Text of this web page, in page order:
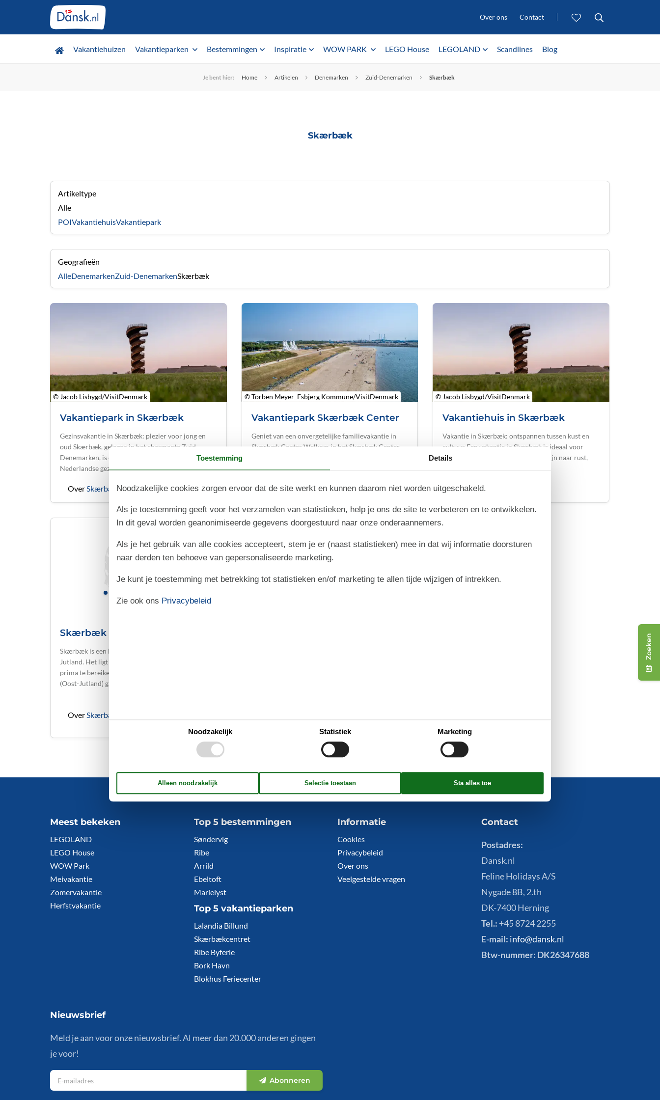
Over ons Contact
Vakantiehuizen Vakantieparken Bestemmingen Inspiratie WOW PARK LEGO House LEGOLAND Scandlines Blog
Je bent hier: Home Artikelen Denemarken Zuid-Denemarken Skærbæk
Skærbæk
Artikeltype
Alle
POIVakantiehuisVakantiepark
Geografieën
AlleDenemarkenZuid-DenemarkenSkærbæk
© Jacob Lisbygd/VisitDenmark
Vakantiepark in Skærbæk
Gezinsvakantie in Skærbæk: plezier voor jong en
oud Skærbæk, gelegen in het charmante Zuid-
Denemarken, is een geweldige bestemming voor
Nederlandse gezinnen die op zoek zijn naar …
OverSkærbæk
© Torben Meyer_Esbjerg Kommune/VisitDenmark
Vakantiepark Skærbæk Center
Geniet van een onvergetelijke familievakantie in
Skærbæk Center Welkom in het Skærbæk Center —
gezinnen met kinderen! Dit moderne …
Over Skærbæk
© Jacob Lisbygd/VisitDenmark
Vakantiehuis in Skærbæk
Vakantie in Skærbæk: ontspannen tussen kust en
cultuur Een vakantie in Skærbæk is ideaal voor
Nederlandse gezinnen die op zoek zijn naar rust,
OverSkærbæk
Skærbæk (Oost-Jutland)
Skærbæk is een kindvriendelijk strand in Oost-
Jutland. Het ligt niet ver van de grens en is daarmee
prima te bereiken vanuit Nederland. Skærbæk
(Oost-Jutland) grenst aan relatief …
OverSkærbæk
Zoeken
Meest bekeken
LEGOLAND
LEGO House
WOW Park
Meivakantie
Zomervakantie
Herfstvakantie
Top 5 bestemmingen
Søndervig
Ribe
Arrild
Ebeltoft
Marielyst
Top 5 vakantieparken
Lalandia Billund
Skærbækcentret
Ribe Byferie
Bork Havn
Blokhus Feriecenter
Informatie
Cookies
Privacybeleid
Over ons
Veelgestelde vragen
Contact
Postadres:
Dansk.nl
Feline Holidays A/S
Nygade 8B, 2.th
DK-7400 Herning
Tel.: +45 8724 2255
E-mail: info@dansk.nl
Btw-nummer: DK26347688
Nieuwsbrief
Meld je aan voor onze nieuwsbrief. Al meer dan 20.000 anderen gingen
je voor!
Abonneren
Toestemming Details
Noodzakelijke cookies zorgen ervoor dat de site werkt en kunnen daarom niet worden uitgeschakeld.
Als je toestemming geeft voor het verzamelen van statistieken, help je ons de site te verbeteren en te ontwikkelen.
In dit geval worden geanonimiseerde gegevens doorgestuurd naar onze onderaannemers.
Als je het gebruik van alle cookies accepteert, stem je er (naast statistieken) mee in dat wij informatie doorsturen
naar derden ten behoeve van gepersonaliseerde marketing.
Je kunt je toestemming met betrekking tot statistieken en/of marketing te allen tijde wijzigen of intrekken.
Zie ook ons Privacybeleid
Noodzakelijk Statistiek Marketing